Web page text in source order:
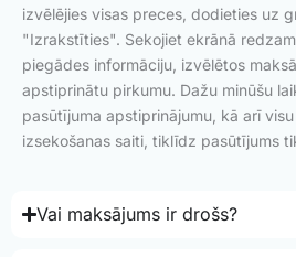
izvēlējies visas preces, dodieties uz
"Izrakstīties". Sekojiet ekrānā
piegādes informāciju, izvēlētos
apstiprinātu pirkumu. Dažu minūšu
pasūtījuma apstiprinājumu, kā arī
izsekošanas saiti, tiklīdz pasūtījums
Vai maksājums ir drošs?